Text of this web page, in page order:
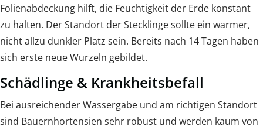
Folienabdeckung hilft, die Feuchtigkeit der Erde konstant
zu halten. Der Standort der Stecklinge sollte ein warmer,
nicht allzu dunkler Platz sein. Bereits nach 14 Tagen haben
sich erste neue Wurzeln gebildet.
Schädlinge & Krankheitsbefall
Bei ausreichender Wassergabe und am richtigen Standort
sind Bauernhortensien sehr robust und werden kaum von